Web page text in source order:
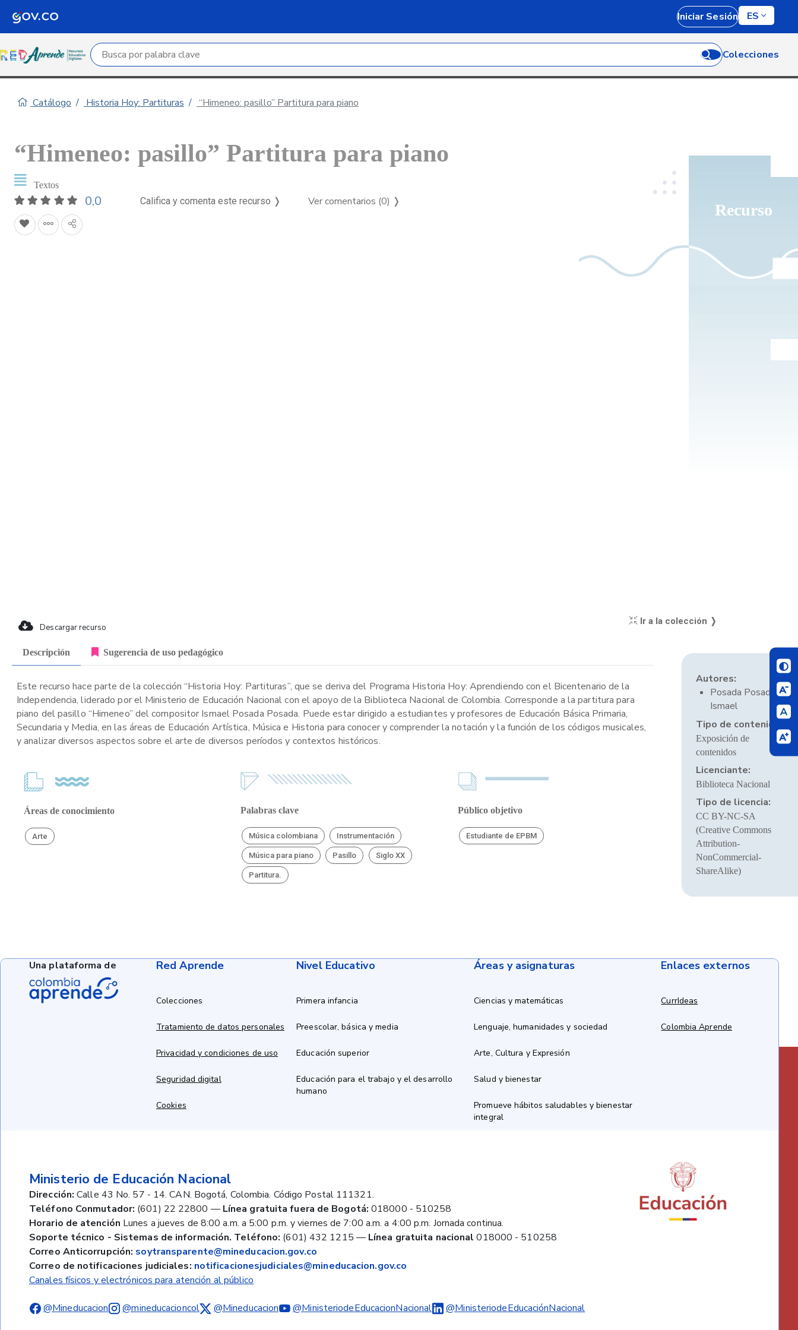
Iniciar Sesión ES
Campo de búsqueda por palabra clave Colecciones
Catálogo Historia Hoy: Partituras “Himeneo: pasillo” Partitura para piano
Recurso
“Himeneo: pasillo” Partitura para piano
Textos
0,0 Califica y comenta este recurso ❭ Ver comentarios (0) ❭
Descargar recurso
Ir a la colección ❭
Descripción Sugerencia de uso pedagógico
Este recurso hace parte de la colección “Historia Hoy: Partituras”, que se deriva del Programa Historia Hoy: Aprendiendo con el Bicentenario de la
Independencia, liderado por el Ministerio de Educación Nacional con el apoyo de la Biblioteca Nacional de Colombia. Corresponde a la partitura para
piano del pasillo “Himeneo” del compositor Ismael Posada Posada. Puede estar dirigido a estudiantes y profesores de Educación Básica Primaria,
Secundaria y Media, en las áreas de Educación Artística, Música e Historia para conocer y comprender la notación y la función de los códigos musicales,
y analizar diversos aspectos sobre el arte de diversos períodos y contextos históricos.
Áreas de conocimiento
Arte
Palabras clave
Música colombiana Instrumentación
Música para piano Pasillo Siglo XX
Partitura.
Público objetivo
Estudiante de EPBM
Autores:
Posada Posada,
Ismael
Tipo de contenido:
Exposición de
contenidos
Licenciante:
Biblioteca Nacional
Tipo de licencia:
CC BY-NC-SA
(Creative Commons
Attribution-
NonCommercial-
ShareAlike)
Red Aprende
Colecciones
Tratamiento de datos personales
Privacidad y condiciones de uso
Seguridad digital
Cookies
Nivel Educativo
Primera infancia
Preescolar, básica y media
Educación superior
Educación para el trabajo y el desarrollo
humano
Áreas y asignaturas
Ciencias y matemáticas
Lenguaje, humanidades y sociedad
Arte, Cultura y Expresión
Salud y bienestar
Promueve hábitos saludables y bienestar
integral
Enlaces externos
CurrIdeas
Colombia Aprende
Ministerio de Educación Nacional
Dirección: Calle 43 No. 57 - 14. CAN. Bogotá, Colombia. Código Postal 111321.
Teléfono Conmutador: (601) 22 22800 — Línea gratuita fuera de Bogotá: 018000 - 510258
Horario de atención Lunes a jueves de 8:00 a.m. a 5:00 p.m. y viernes de 7:00 a.m. a 4:00 p.m. Jornada continua.
Soporte técnico - Sistemas de información. Teléfono: (601) 432 1215 — Línea gratuita nacional 018000 - 510258
Correo Anticorrupción: soytransparente@mineducacion.gov.co
Correo de notificaciones judiciales: notificacionesjudiciales@mineducacion.gov.co
Canales físicos y electrónicos para atención al público
@Mineducacion @mineducacioncol @Mineducacion @MinisteriodeEducacionNacional @MinisteriodeEducaciónNacional
Una plataforma de